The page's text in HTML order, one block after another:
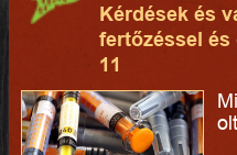
Kérdések és
fertőzéssel
11